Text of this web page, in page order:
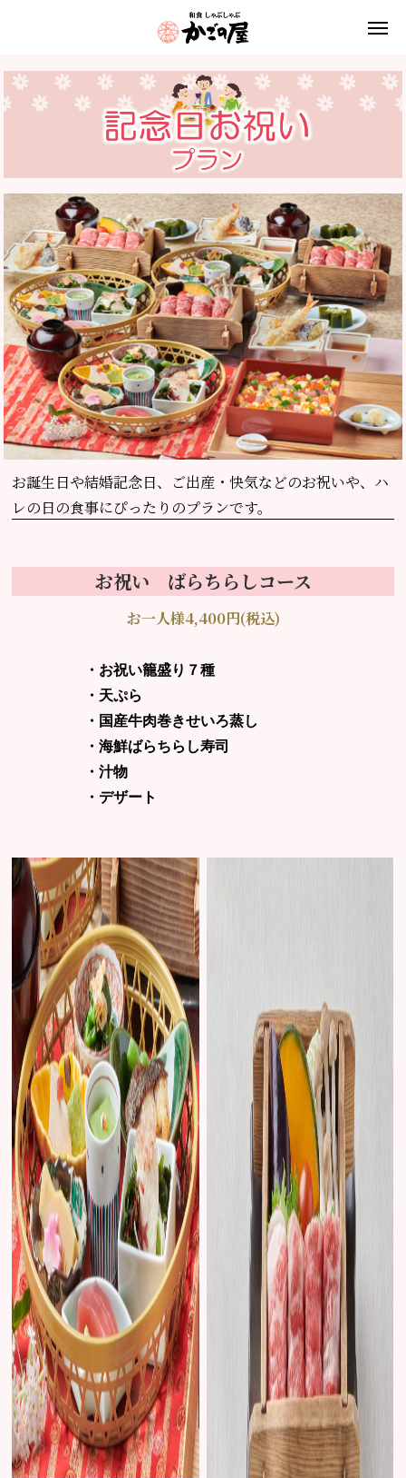
お誕生日や結婚記念日、
ご出産・快気などのお祝いや、ハ
レの日の食事にぴったりのプランです。
お祝い ばらちらしコース
お一人様4,400円(税込)
・お祝い籠盛り７種
・天ぷら
・国産牛肉巻きせいろ蒸し
・海鮮ばらちらし寿司
・汁物
・デザート